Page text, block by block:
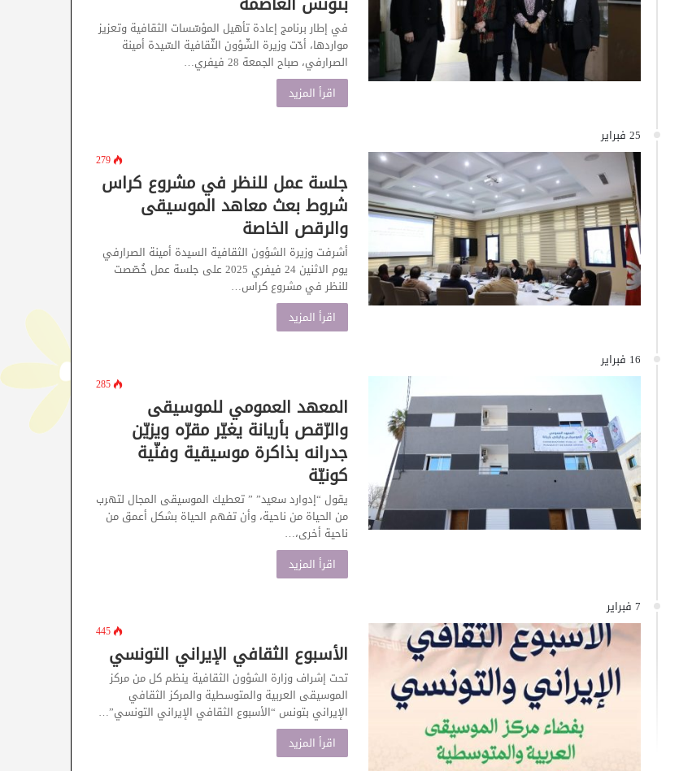
في إطار برنامج إعادة تأهيل المؤسّسات الثقافية وتعزيز
مواردها، أدّت وزيرة الشّؤون الثّقافية السّيدة أمينة
الصرارفي، صباح الجمعة 28 فيفري…
اقرأ المزيد
25 فبراير
279
جلسة عمل للنظر في مشروع كراس
شروط بعث معاهد الموسيقى
والرقص الخاصة
أشرفت وزيرة الشؤون الثقافية السيدة أمينة الصرارفي
يوم الاثنين 24 فيفري 2025 على جلسة عمل خُصّصت
للنظر في مشروع كراس…
اقرأ المزيد
16 فبراير
285
المعهد العمومي للموسيقى
والرّقص بأريانة يغيّر مقرّه ويزيّن
جدرانه بذاكرة موسيقية وفنّية
كونيّة
يقول “إدوارد سعيد” ” تعطيك الموسيقى المجال لتهرب
من الحياة من ناحية، وأن تفهم الحياة بشكل أعمق من
ناحية أخرى،…
اقرأ المزيد
7 فبراير
445
الأسبوع الثقافي الإيراني التونسي
تحت إشراف وزارة الشؤون الثقافية ينظم كل من مركز
الموسيقى العربية والمتوسطية والمركز الثقافي
الإيراني بتونس “الأسبوع الثقافي الإيراني التونسي”…
اقرأ المزيد